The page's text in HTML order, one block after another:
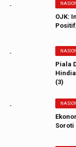
OJK:
Piala
(3)
Soroti